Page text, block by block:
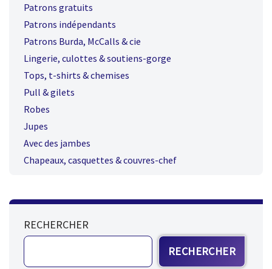
Patrons gratuits
Patrons indépendants
Patrons Burda, McCalls & cie
Lingerie, culottes & soutiens-gorge
Tops, t-shirts & chemises
Pull & gilets
Robes
Jupes
Avec des jambes
Chapeaux, casquettes & couvres-chef
RECHERCHER
RECHERCHER